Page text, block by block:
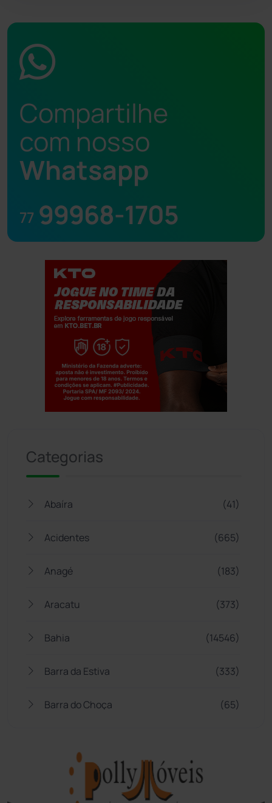
Compartilhe
com nosso
Whatsapp
77 99968-1705
Categorias
Abaíra (41)
Acidentes (665)
Anagé (183)
Aracatu (373)
Bahia (14546)
Barra da Estiva (333)
Barra do Choça (65)
Bom Jesus da Lapa